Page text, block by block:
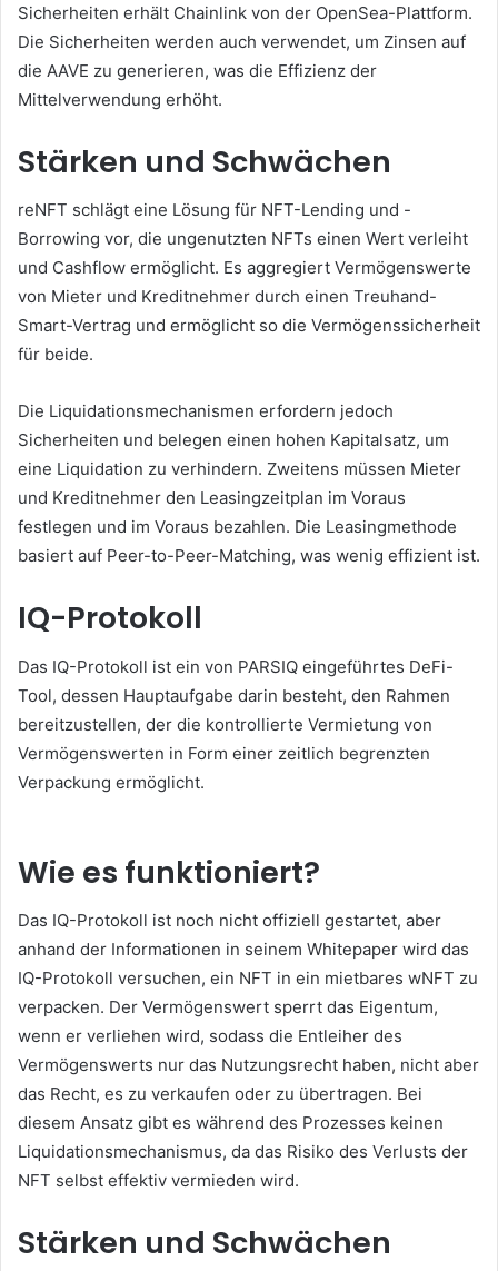
Sicherheiten erhält Chainlink von der OpenSea-Plattform.
Die Sicherheiten werden auch verwendet, um Zinsen auf
die AAVE zu generieren, was die Effizienz der
Mittelverwendung erhöht.
Stärken und Schwächen
reNFT schlägt eine Lösung für NFT-Lending und -
Borrowing vor, die ungenutzten NFTs einen Wert verleiht
und Cashflow ermöglicht. Es aggregiert Vermögenswerte
von Mieter und Kreditnehmer durch einen Treuhand-
Smart-Vertrag und ermöglicht so die Vermögenssicherheit
für beide.
Die Liquidationsmechanismen erfordern jedoch
Sicherheiten und belegen einen hohen Kapitalsatz, um
eine Liquidation zu verhindern. Zweitens müssen Mieter
und Kreditnehmer den Leasingzeitplan im Voraus
festlegen und im Voraus bezahlen. Die Leasingmethode
basiert auf Peer-to-Peer-Matching, was wenig effizient ist.
IQ-Protokoll
Das IQ-Protokoll ist ein von PARSIQ eingeführtes DeFi-
Tool, dessen Hauptaufgabe darin besteht, den Rahmen
bereitzustellen, der die kontrollierte Vermietung von
Vermögenswerten in Form einer zeitlich begrenzten
Verpackung ermöglicht.
Wie es funktioniert?
Das IQ-Protokoll ist noch nicht offiziell gestartet, aber
anhand der Informationen in seinem Whitepaper wird das
IQ-Protokoll versuchen, ein NFT in ein mietbares wNFT zu
verpacken. Der Vermögenswert sperrt das Eigentum,
wenn er verliehen wird, sodass die Entleiher des
Vermögenswerts nur das Nutzungsrecht haben, nicht aber
das Recht, es zu verkaufen oder zu übertragen. Bei
diesem Ansatz gibt es während des Prozesses keinen
Liquidationsmechanismus, da das Risiko des Verlusts der
NFT selbst effektiv vermieden wird.
Stärken und Schwächen